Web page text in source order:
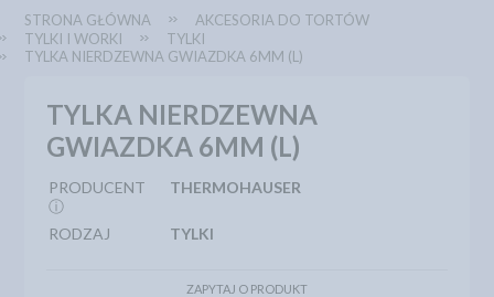
STRONA GŁÓWNA
AKCESORIA DO TORTÓW
TYLKI I WORKI
TYLKI
TYLKA NIERDZEWNA GWIAZDKA 6MM (L)
TYLKA NIERDZEWNA
GWIAZDKA 6MM (L)
PRODUCENT
ⓘ
THERMOHAUSER
RODZAJ TYLKI
ZAPYTAJ O PRODUKT